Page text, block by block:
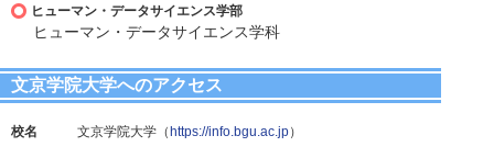
ヒューマン・データサイエンス学部
ヒューマン・データサイエンス学科
文京学院大学へのアクセス
校名 文京学院大学（https://info.bgu.ac.jp）